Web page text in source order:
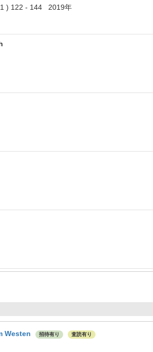
1 ) 122 - 144 2019年
Westen 招待有り 査読有り